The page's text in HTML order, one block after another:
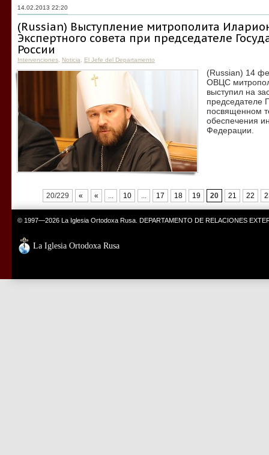
14.02.2013 22:20
(Russian) Выступление митрополита
Экспертного совета при председателе
России
Intervenciones Noticia El Jefe del Departamento
(Russian) 14
ОВЦС
выступил на
председателе
посвященном
обеспечения
Федерации.
20/229 « « ... 10 ... 17 18 19 20 21 22
© 1997—2026 La Iglesia Ortodoxa Rusa. DEPARTAMENTO DE RELACIONES
La Iglesia Ortodoxa Rusa